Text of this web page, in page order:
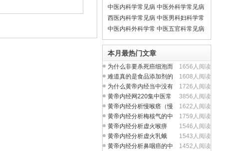
中医内科学常见病 中医外科学常见病
西医内科学常见病 中医男科妇科学常
见疾病
中医内科外科学常
见疾病
中医五官科常见病
本月最热门文章
1656人阅读
为什么非要杀死癌细泡而
不从提升人体正气入
1608人阅读
难道真的是食品添加剂的
问题吗？
1726人阅读
为什么黄帝内经当中没有
完整的方剂学内容？
3856人阅读
黄帝内经网220集中医常
见病视频全集
1622人阅读
黄帝内经分析慢喉瘩（慢
性喉炎）的中医养生
1759人阅读
黄帝内经分析梅核气的中
医养生治疗与食疗
1546人阅读
黄帝内经分析虚火喉痹
（慢性咽炎）中医养生
1543人阅读
黄帝内经分析虚火乳蛾
（慢性扁桃体炎）中医
1452人阅读
黄帝内经分析鼻咽癌的中